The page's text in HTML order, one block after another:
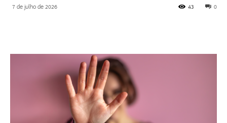
7 de julho de 2026 0
43